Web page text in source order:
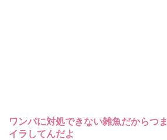
ワンパに対処できない雑魚だからつ
イラしてんだよ